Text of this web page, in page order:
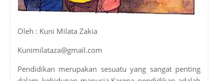
Oleh : Kuni Milata Zakia
Kunimilataza@gmail.com
Pendidikan merupakan sesuatu yang sangat penting